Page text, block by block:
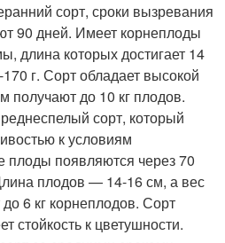
сорт, сроки вызревания
90 дней. Имеет корнеплоды
длина которых достигает 14
г. Сорт обладает высокой
получают до 10 кг плодов.
сорт, который
к условиям
появляются через 70
плодов — 14-16 см, а вес
6 кг корнеплодов. Сорт
стойкость к цветушности.